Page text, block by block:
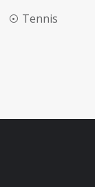
Tennis